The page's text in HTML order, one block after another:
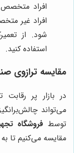
افراد متخصص
افراد غیر
شود. از
استفاده کنید.
مقایسه ترازوی
در بازار پر
می‌تواند
توسط فروشگاه
مقایسه می‌کنیم تا